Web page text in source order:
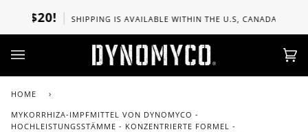
content
$20! SHIPPING IS AVAILABLE WITHIN THE U.S, CANADA, UK,
HOME
›
MYKORRHIZA-IMPFMITTEL VON DYNOMYCO -
HOCHLEISTUNGSSTÄMME - KONZENTRIERTE FORMEL -